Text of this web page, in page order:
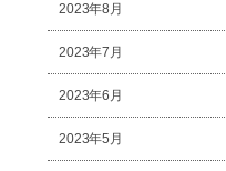
2023年8月
2023年7月
2023年6月
2023年5月